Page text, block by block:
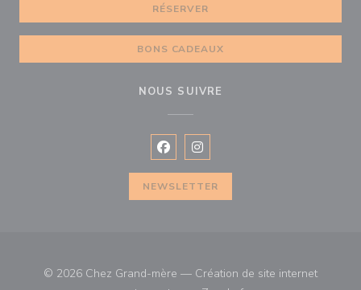
RÉSERVER
BONS CADEAUX
NOUS SUIVRE
Facebook ((ouvre une nouvelle
Instagram ((ouvre une
NEWSLETTER
© 2026 Chez Grand-mère — Création de site internet